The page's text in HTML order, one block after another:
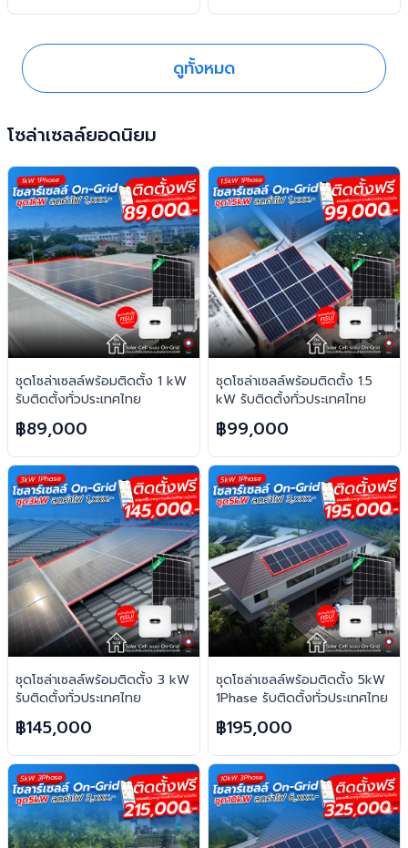
ดูทั้งหมด
โซล่าเซลล์ยอดนิยม
ชุดโซล่าเซลล์พร้อมติดตั้ง 1 kW
รับติดตั้งทั่วประเทศไทย
฿89,000
ชุดโซล่าเซลล์พร้อมติดตั้ง 1.5
kW รับติดตั้งทั่วประเทศไทย
฿99,000
ชุดโซล่าเซลล์พร้อมติดตั้ง 3 kW
รับติดตั้งทั่วประเทศไทย
฿145,000
ชุดโซล่าเซลล์พร้อมติดตั้ง 5kW
1Phase รับติดตั้งทั่วประเทศไทย
฿195,000